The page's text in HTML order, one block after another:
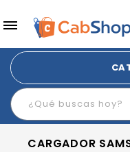
CARGADOR